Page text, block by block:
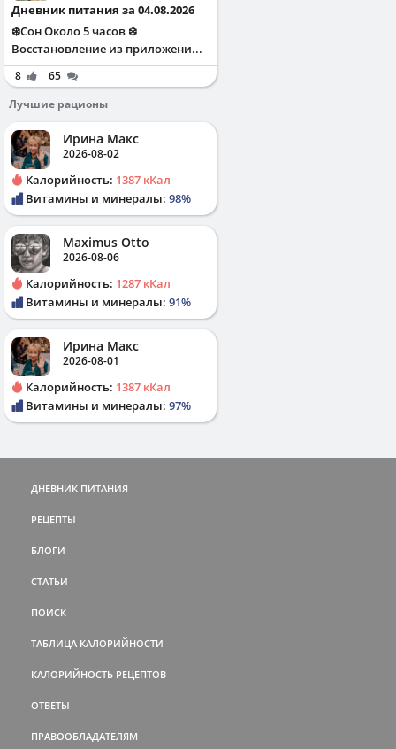
Дневник питания за 04.08.2026
❄️Сон Около 5 часов ❄️
Восстановление из приложени...
8
65
Лучшие рационы
Ирина Макс
2026-08-02
Калорийность: 1387 кКал
Витамины и минералы: 98%
Maximus Otto
2026-08-06
Калорийность: 1287 кКал
Витамины и минералы: 91%
Ирина Макс
2026-08-01
Калорийность: 1387 кКал
Витамины и минералы: 97%
ДНЕВНИК ПИТАНИЯ
РЕЦЕПТЫ
БЛОГИ
СТАТЬИ
ПОИСК
ТАБЛИЦА КАЛОРИЙНОСТИ
КАЛОРИЙНОСТЬ РЕЦЕПТОВ
ОТВЕТЫ
ПРАВООБЛАДАТЕЛЯМ